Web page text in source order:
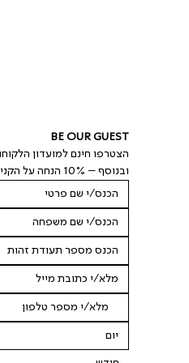
BE OUR GUEST
הצטרפו חינם למועדון
ובנוסף – 10% הנחה על הקנייה הקרובה